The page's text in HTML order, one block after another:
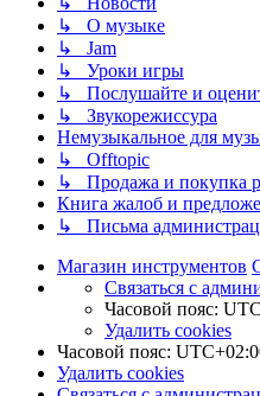
↳ О музыке
↳ Jam
↳ Уроки игры
↳ Послушайте и
↳ Звукорежиссура
Немузыкальное для
↳ Offtopic
↳ Продажа и покупка
Книга жалоб и
↳ Письма
Магазин инструментов
Связаться с
Часовой пояс:
Удалить cookies
Часовой пояс:
Удалить cookies